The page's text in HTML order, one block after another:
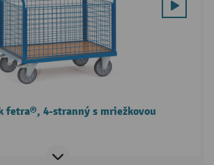
fetra®, 4-stranný s mriežkovou